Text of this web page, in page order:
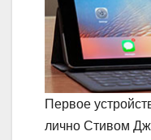
Первое
лично Стивом